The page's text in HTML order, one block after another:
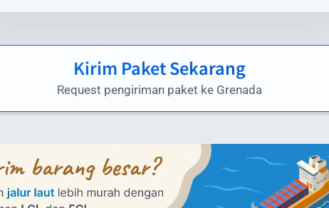
tanpa mengorbankan kualitas layanan. Berikut
tarif pengiriman paket dari Indonesia ke Grenada
layanan kami:
Udara (Express):
atas 100 kg: mulai dari Rp 460.000/kg
melihat harga secara lengkap anda dapat melihat tabel
harga yang menampilkan tarif pengiriman dari 1 sampai
Kirim Paket Sekarang
Request pengiriman paket ke Grenada